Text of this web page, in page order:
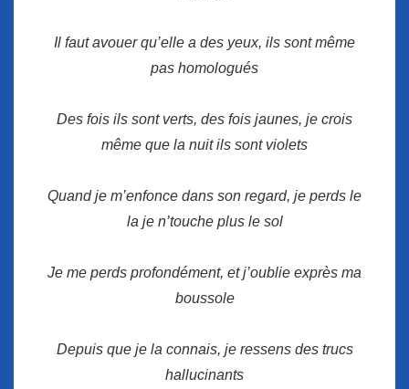
Il faut avouer qu’elle a des yeux, ils sont même
pas homologués
Des fois ils sont verts, des fois jaunes, je crois
même que la nuit ils sont violets
Quand je m’enfonce dans son regard, je perds le
la je n’touche plus le sol
Je me perds profondément, et j’oublie exprès ma
boussole
Depuis que je la connais, je ressens des trucs
hallucinants